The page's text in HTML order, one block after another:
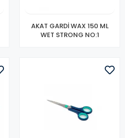
AKAT GARDİ WAX 150 ML
WET STRONG NO:1